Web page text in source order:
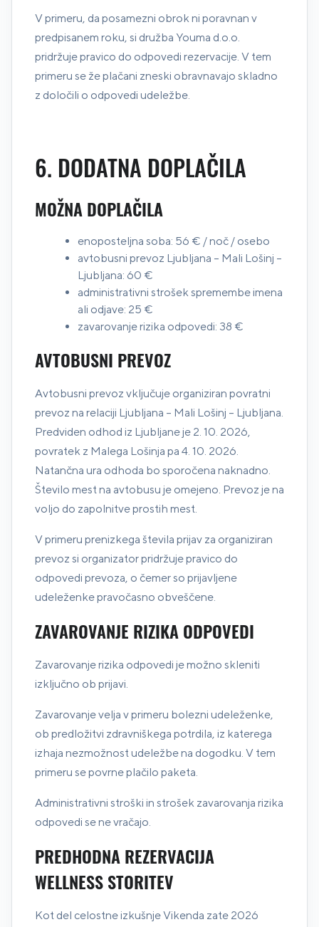
V primeru, da posamezni obrok ni poravnan v
predpisanem roku, si družba Youma d.o.o.
pridržuje pravico do odpovedi rezervacije. V tem
primeru se že plačani zneski obravnavajo skladno
z določili o odpovedi udeležbe.
6. DODATNA DOPLAČILA
MOŽNA DOPLAČILA
enoposteljna soba: 56 € / noč / osebo
avtobusni prevoz Ljubljana – Mali Lošinj –
Ljubljana: 60 €
administrativni strošek spremembe imena
ali odjave: 25 €
zavarovanje rizika odpovedi: 38 €
AVTOBUSNI PREVOZ
Avtobusni prevoz vključuje organiziran povratni
prevoz na relaciji Ljubljana – Mali Lošinj – Ljubljana.
Predviden odhod iz Ljubljane je 2. 10. 2026,
povratek z Malega Lošinja pa 4. 10. 2026.
Natančna ura odhoda bo sporočena naknadno.
Število mest na avtobusu je omejeno. Prevoz je na
voljo do zapolnitve prostih mest.
V primeru prenizkega števila prijav za organiziran
prevoz si organizator pridržuje pravico do
odpovedi prevoza, o čemer so prijavljene
udeleženke pravočasno obveščene.
ZAVAROVANJE RIZIKA ODPOVEDI
Zavarovanje rizika odpovedi je možno skleniti
izključno ob prijavi.
Zavarovanje velja v primeru bolezni udeleženke,
ob predložitvi zdravniškega potrdila, iz katerega
izhaja nezmožnost udeležbe na dogodku. V tem
primeru se povrne plačilo paketa.
Administrativni stroški in strošek zavarovanja rizika
odpovedi se ne vračajo.
PREDHODNA REZERVACIJA
WELLNESS STORITEV
Kot del celostne izkušnje Vikenda zate 2026